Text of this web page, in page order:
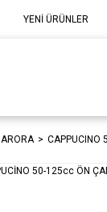
YENİ ÜRÜNLER
ARORA CAPPUCINO